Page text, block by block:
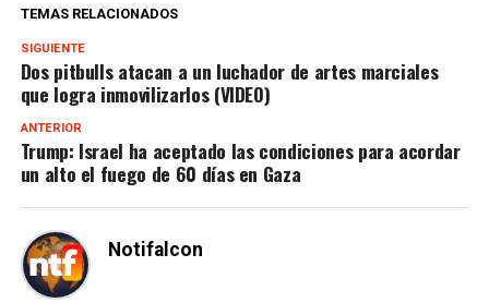
TEMAS RELACIONADOS
SIGUIENTE
Dos pitbulls atacan a un luchador de artes marciales
que logra inmovilizarlos (VIDEO)
ANTERIOR
Trump: Israel ha aceptado las condiciones para acordar
un alto el fuego de 60 días en Gaza
Notifalcon